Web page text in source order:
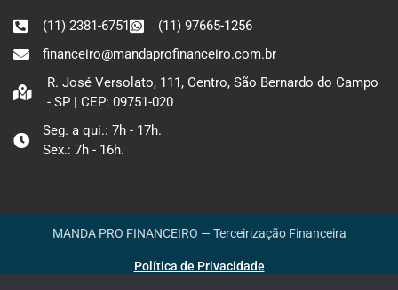
(11) 2381-6751
(11) 97665-1256
financeiro@mandaprofinanceiro.com.br
R. José Versolato, 111, Centro, São Bernardo do Campo
- SP | CEP: 09751-020
Seg. a qui.: 7h - 17h.
Sex.: 7h - 16h.
MANDA PRO FINANCEIRO — Terceirização Financeira
Política de Privacidade